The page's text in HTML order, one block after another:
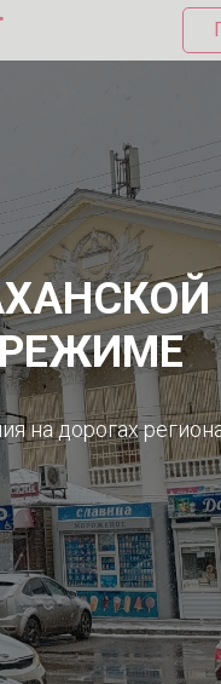
на дорогах